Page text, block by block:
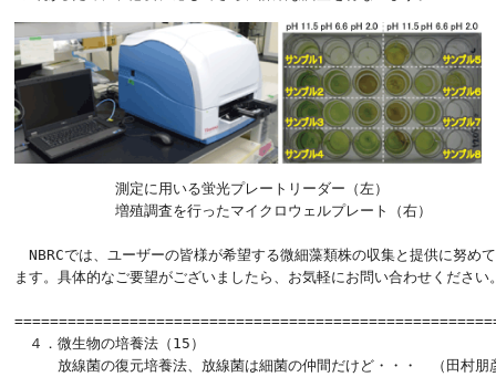
測定に用いる蛍光プレートリーダー（左）
増殖調査を行ったマイクロウェルプレート（右）
NBRCでは、ユーザーの皆様が希望する微細藻類株の収集と提供に努め
ます。具体的なご要望がございましたら、お気軽にお問い合わせください
４．微生物の培養法（15）
放線菌の復元培養法、放線菌は細菌の仲間だけど・・・　（田村朋